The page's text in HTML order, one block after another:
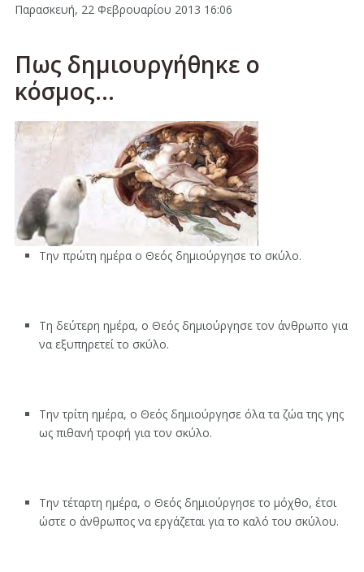
Παρασκευή, 22 Φεβρουαρίου 2013 16:06
Πως δημιουργήθηκε ο
κόσμος...
Την πρώτη ημέρα ο Θεός δημιούργησε το σκύλο.
Τη δεύτερη ημέρα, ο Θεός δημιούργησε τον άνθρωπο για
να εξυπηρετεί το σκύλο.
Την τρίτη ημέρα, ο Θεός δημιούργησε όλα τα ζώα της γης
ως πιθανή τροφή για τον σκύλο.
Την τέταρτη ημέρα, ο Θεός δημιούργησε το μόχθο, έτσι
ώστε ο άνθρωπος να εργάζεται για το καλό του σκύλου.